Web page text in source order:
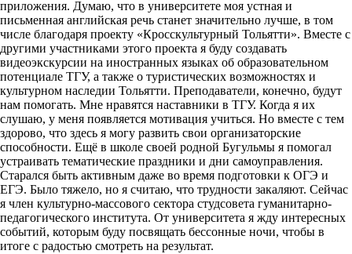
приложения. Думаю, что в университете моя устная и
письменная английская речь станет значительно лучше, в том
числе благодаря проекту «Кросскультурный Тольятти». Вместе с
другими участниками этого проекта я буду создавать
видеоэкскурсии на иностранных языках об образовательном
потенциале ТГУ, а также о туристических возможностях и
культурном наследии Тольятти. Преподаватели, конечно, будут
нам помогать. Мне нравятся наставники в ТГУ. Когда я их
слушаю, у меня появляется мотивация учиться. Но вместе с тем
здорово, что здесь я могу развить свои организаторские
способности. Ещё в школе своей родной Бугульмы я помогал
устраивать тематические праздники и дни самоуправления.
Старался быть активным даже во время подготовки к ОГЭ и
ЕГЭ. Было тяжело, но я считаю, что трудности закаляют. Сейчас
я член культурно-массового сектора студсовета гуманитарно-
педагогического института. От университета я жду интересных
событий, которым буду посвящать бессонные ночи, чтобы в
итоге с радостью смотреть на результат.